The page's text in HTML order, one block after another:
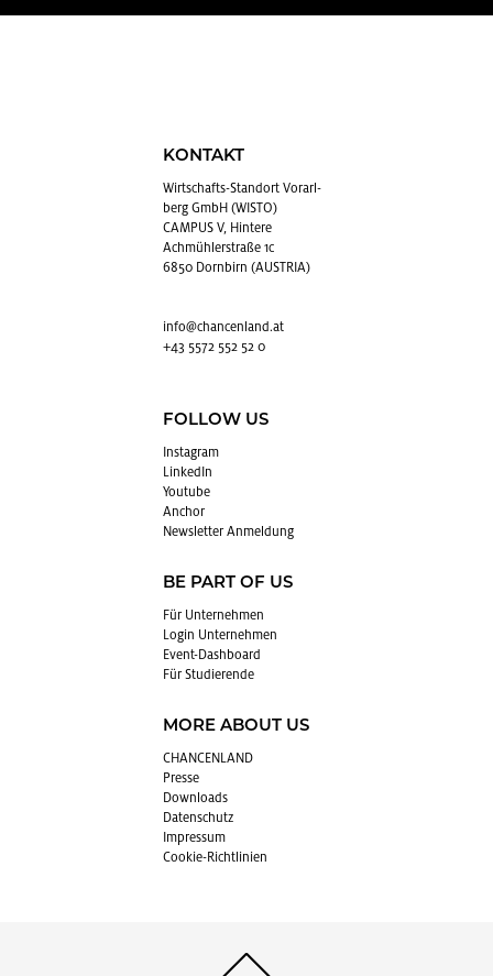
KONTAKT
Wirt­schafts-Stand­ort Vor­arl­
berg GmbH (WISTO)
CAMPUS V, Hintere
Achmühlerstraße 1c
6850 Dornbirn (AUSTRIA)
info@​chancenland.​at
+43 5572 552 52 0
FOLLOW US
In­sta­gram
Lin­kedIn
You­tube
An­chor
News­let­ter An­mel­dung
BE PART OF US
Für Un­ter­neh­men
Login Un­ter­neh­men
Event-Da­sh­board
Für Stu­die­ren­de
MORE ABOUT US
CHAN­CEN­LAND
Pres­se
Down­loads
Da­ten­schutz
Im­pres­sum
Coo­kie-Richt­li­ni­en